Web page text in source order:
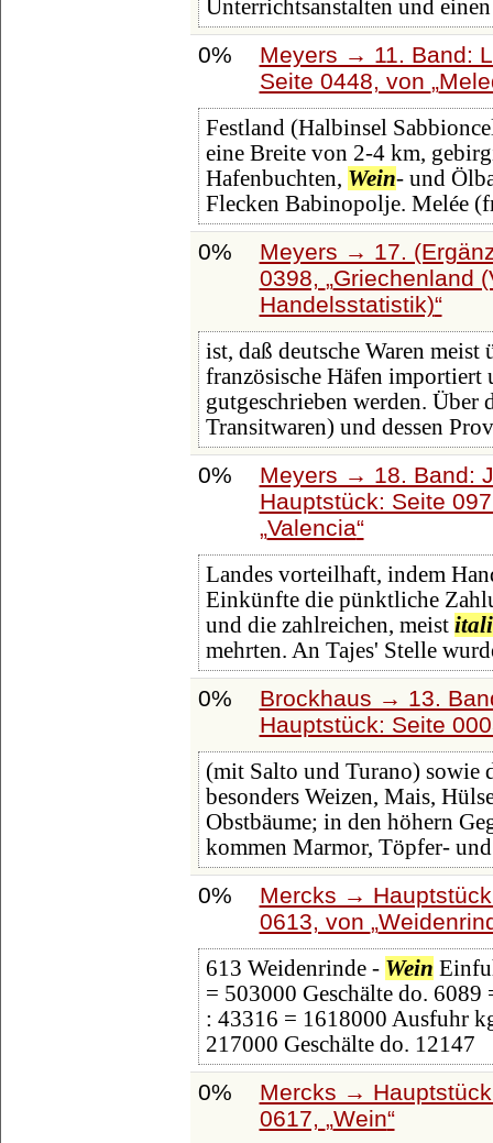
Unterrichtsanstalten und
0%
Meyers → 11. Band:
Seite 0448, von
Festland (Halbinsel
eine Breite von 2-4 km,
Hafenbuchten, Wein- und
Flecken Babinopolje. Melée
0%
Meyers → 17.
0398,
Griechenland
Handelsstatistik)
ist, daß deutsche Waren meist
französische Häfen importiert
gutgeschrieben werden. Über
Transitwaren) und dessen
0%
Meyers → 18. Band:
Hauptstück: Seite
Valencia
Landes vorteilhaft, indem
Einkünfte die pünktliche
und die zahlreichen, meist
mehrten. An Tajes' Stelle
0%
Brockhaus → 13.
Hauptstück: Seite
(mit Salto und Turano) sowie
besonders Weizen, Mais,
Obstbäume; in den höhern
kommen Marmor, Töpfer-
0%
Mercks →
0613, von
613 Weidenrinde - Wein
= 503000 Geschälte do.
: 43316 = 1618000 Ausfuhr
217000 Geschälte do. 12147
0%
Mercks →
0617,
Wein